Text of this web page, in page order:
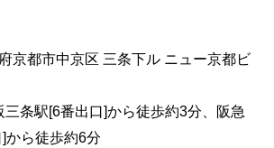
京都市中京区 三条下ル ニュー京都ビ
条駅[6番出口]から徒歩約3分、阪急
から徒歩約6分